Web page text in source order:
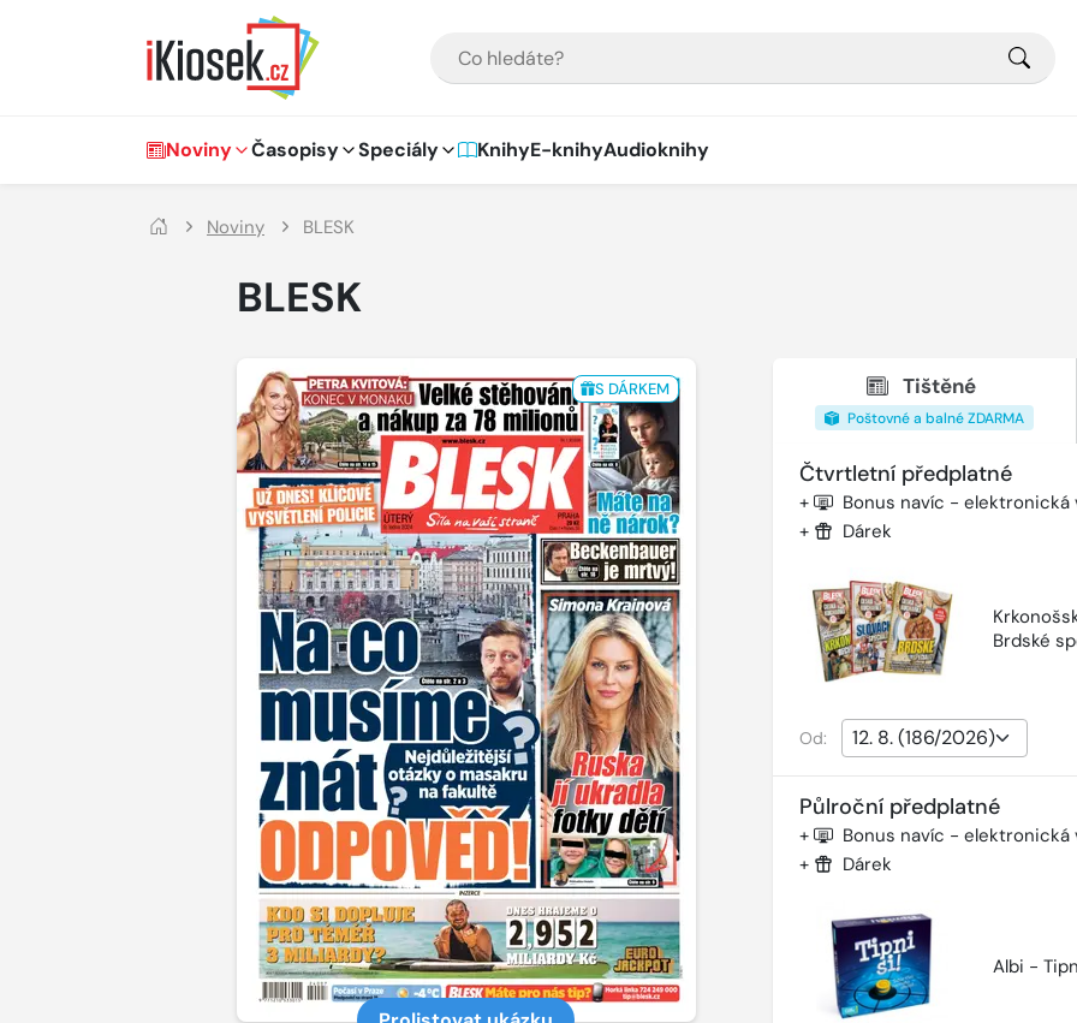
Hlavní navigace
Noviny Časopisy Speciály KnihyE-knihyAudioknihy
Noviny BLESK
BLESK
S DÁRKEM Tištěné
Poštovné a balné ZDARMA
Čtvrtletní předplatné
+ Bonus navíc - elektronická
+ Dárek
Brdské
Od:
Půlroční předplatné
+ Bonus navíc - elektronická
+ Dárek
Albi -